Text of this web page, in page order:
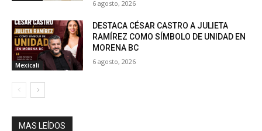
6 agosto, 2026
Mexicali
DESTACA CÉSAR CASTRO A JULIETA
RAMÍREZ COMO SÍMBOLO DE UNIDAD EN
MORENA BC
6 agosto, 2026
MAS LEÍDOS